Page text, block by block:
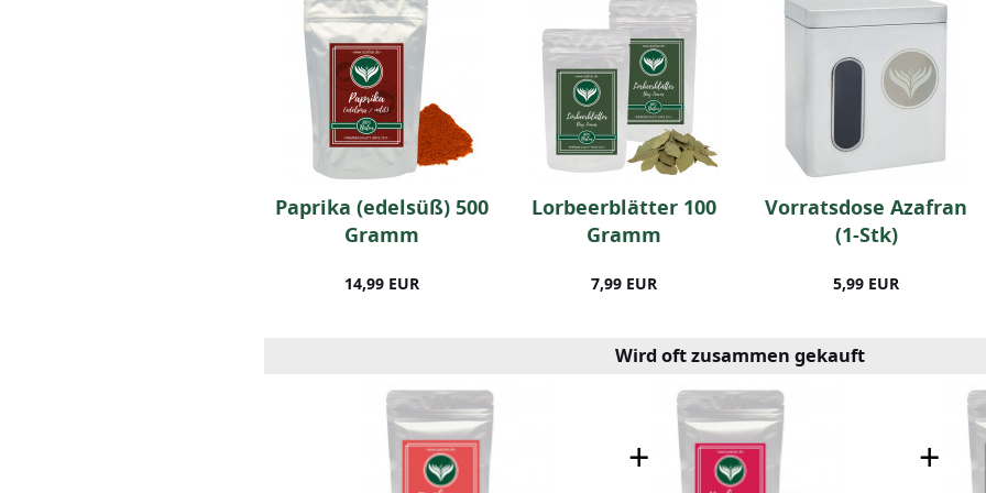
Paprika (edelsüß) 500
Gramm
14,99 EUR
Lorbeerblätter 100
Gramm
7,99 EUR
Vorratsdose Azafran
(1-Stk)
5,99 EUR
Wird oft zusammen gekauft
+ +